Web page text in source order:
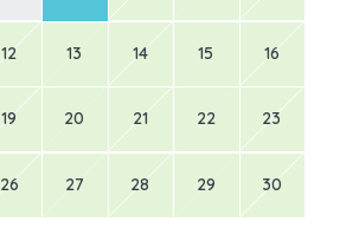
12 13 14 15 16
19 20 21 22 23
26 27 28 29 30